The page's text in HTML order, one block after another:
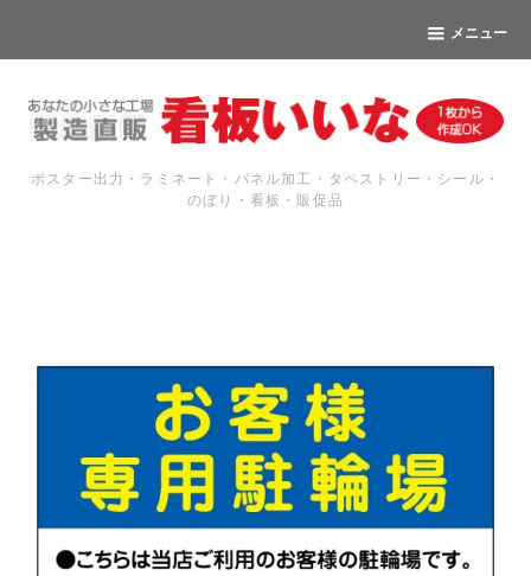
メニュー
ポスター出力・ラミネート・パネル加工・タペストリー・シール・
のぼり・看板・販促品